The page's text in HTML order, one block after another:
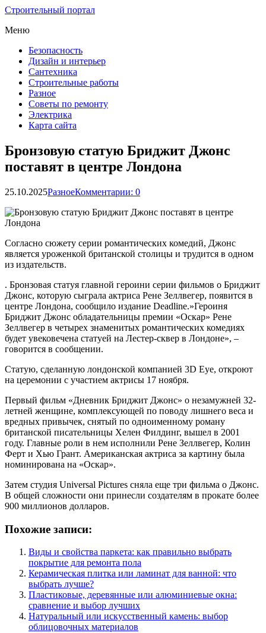
Строительный портал
Меню
Безопасность
Дизайн и интерьер
Сантехника
Строительные работы
Разное
Советы по ремонту
Электрика
Карта сайта
Бронзовую статую Бриджит Джонс
поставят в центре Лондона
25.10.2025РазноеКомментарии: 0
Согласно сюжету серии романтических комедий, Джонс
является уроженкой британской столицы и трудится в одном
из издательств.
. Бронзовая статуя главной героини серии фильмов о Бриджит
Джонс, которую сыграла актриса Рене Зеллвегер, появится в
центре Лондона, сообщило издание Deadline.»Героиня
Бриджит Джонс обладательницы премии «Оскар» Рене
Зеллвегер в четырех знаменитых романтических комедиях
будет увековечена статуей на Лестер-сквер в Лондоне», –
говорится в сообщении.
Статую, сделанную лондонской компанией 3D Eye, откроют
на церемонии с участием актрисы 17 ноября.
Первый фильм «Дневник Бриджит Джонс» о незамужней 32-
летней женщине, комплексующей по поводу лишнего веса и
вредных привычек, снятый по одноименному роману
британской писательницы Хелен Филдинг, вышел в 2001
году. Главные роли в нем исполнили Рене Зеллвегер, Колин
Ферт и Хью Грант. Американская актриса за картину была
номинирована на «Оскар».
Затем студия Universal Pictures сняла еще три фильма о Джонс.
В общей сложности они принесли создателям в прокате более
900 миллионов долларов.
Похожие записи:
Виды и свойства паркета: как правильно выбрать
покрытие для ремонта пола
Керамическая плитка или ламинат для ванной: что
выбрать лучше?
Пластиковые, деревянные или алюминиевые окна:
сравнение и выбор лучших
Натуральный или искусственный камень: выбор
облицовочных материалов